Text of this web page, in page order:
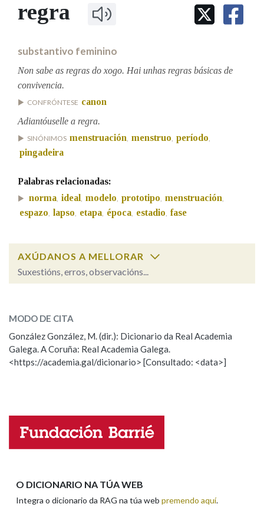
IDENTIDADE CORPORATIVA
MARCIAL DEL ADALID
FIGURAS HOMENAXEADAS
PRIMAVERA DAS LETRAS
Facebook
TwitterYoutubeInstagram
Bluesky
BUSCAR NOS LEMAS
Remata por
BUSCAR NO CONTIDO
Nos exemplos
OUTRAS OPCIÓNS DE BUSCA
regra
substantivo feminino
Non sabe as regras do xogo. Hai unhas regras básicas de
convivencia.
CONFRÓNTESE canon
Adiantóuselle a regra.
SINÓNIMOS menstruación, menstruo, período,
pingadeira
Palabras relacionadas:
norma, ideal , modelo, prototipo, menstruación,
espazo, lapso, etapa, época, estadio, fase
AXÚDANOS A MELLORAR
Suxestións, erros, observacións...
ESCOLLE UNHA OPCIÓN:
Observación Hai un erro na palabra
Propoño mellorar a definición
Nome
MODO DE CITA
González González, M. (dir.): Dicionario da Real Academia
Galega. A Coruña: Real Academia Galega.
<https://academia.gal/dicionario> [Consultado: <data>]
O DICIONARIO NA TÚA WEB
Integra o dicionario da RAG na túa web premendo aquí.